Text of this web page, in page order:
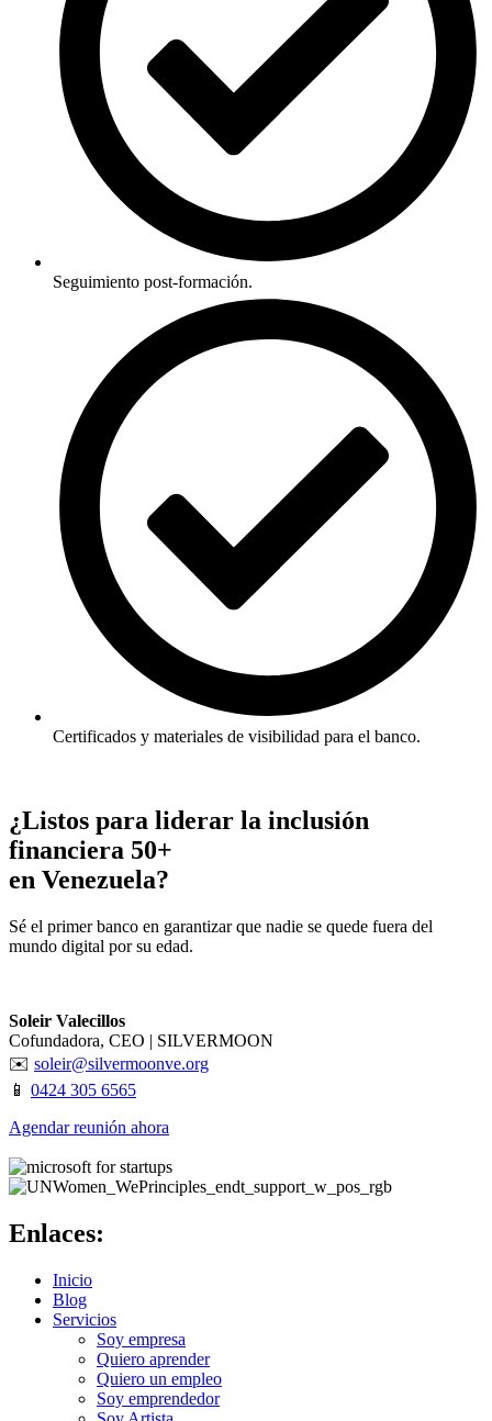
Seguimiento post-formación.
Certificados y materiales de visibilidad para el banco.
¿Listos para liderar la inclusión
financiera 50+
en Venezuela?
Sé el primerbanco en garantizar que nadie se quede fuera del
mundo digital por su edad.
Soleir Valecillos
Cofundadora, CEO | SILVERMOON
✉️ soleir@silvermoonve.org
📱 0424 305 6565
Agendar reunión ahora
Enlaces:
Inicio
Blog
Servicios
Soy empresa
Quiero aprender
Quiero un empleo
Soy emprendedor